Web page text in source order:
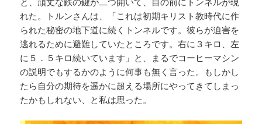
れた。トルンさんは、「これは初期キリスト教時代に作
られた秘密の地下道に続くトンネルです。彼らが迫害を
逃れるために避難していたところです。右に３キロ、左
に５．５キロ続いています」と、まるでコーヒーマシン
の説明でもするかのように何事も無く言った。もしかし
たら自分の期待を遥かに超える場所にやってきてしまっ
たかもしれない、と私は思った。